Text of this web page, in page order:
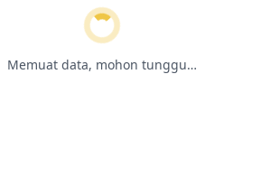
Memuat data, mohon tunggu…